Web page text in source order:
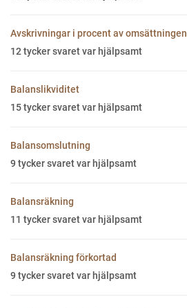
Avskrivningar i procent av omsättningen
12tycker svaret var hjälpsamt
Balanslikviditet
15tycker svaret var hjälpsamt
Balansomslutning
9 tycker svaret var hjälpsamt
Balansräkning
11 tycker svaret var hjälpsamt
Balansräkning förkortad
9 tycker svaret var hjälpsamt